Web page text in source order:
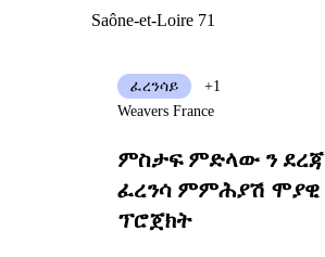
Saône-et-Loire 71
ምስታፍ ምድላው ን ደረጃ
ፈረንሳ ምምሕያሽ ሞያዊ
ፕሮጀክት
ፈረንሳይ
+1
Weavers France